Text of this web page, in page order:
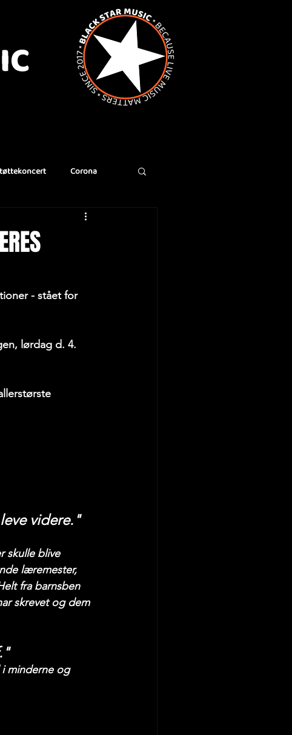
Corona
- stået for
lørdag d. 4.
videre."
skulle blive
læremester,
fra barnsben
skrevet og dem
i minderne og